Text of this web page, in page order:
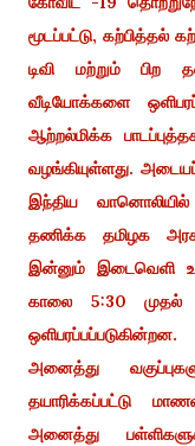
மூடப்பட்டு, கற்பித்தல்
டிவி மற்றும் பிற
வீடியோக்களை
ஆற்றல்மிக்க
வழங்கியுள்ளது.
இந்திய
தணிக்க தமிழக
இன்னும் இடைவெளி
காலை 5:30 முதல்
அனைத்து
தயாரிக்கப்பட்டு
அனைத்து